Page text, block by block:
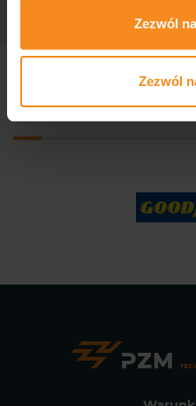
Zezwól
Zezwól
Produkujemy dla